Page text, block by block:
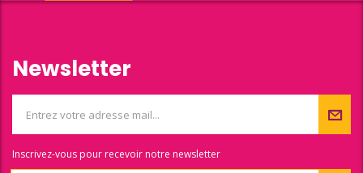
Newsletter
Inscrivez-vous pour recevoir notre newsletter